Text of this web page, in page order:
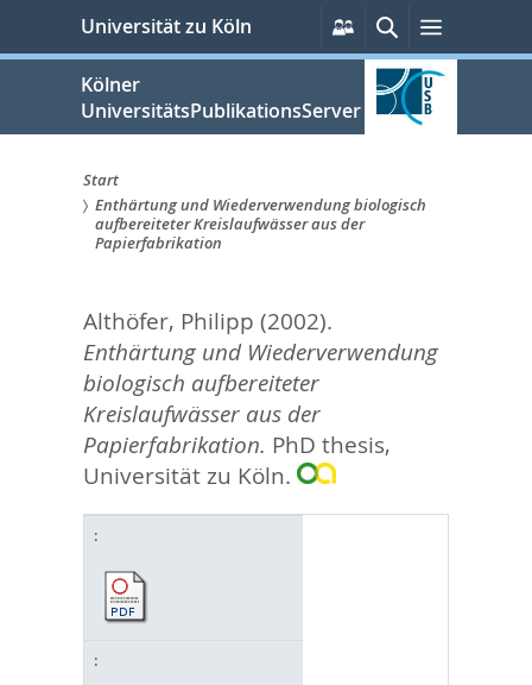
springen
Universität zu Köln
Persönliche
Services
SucheMenü
Kölner
UniversitätsPublikationsServer
Sie
sind
hier:
Start
Enthärtung und Wiederverwendung biologisch
aufbereiteter Kreislaufwässer aus der
Papierfabrikation
Althöfer, Philipp (2002).
Enthärtung und Wiederverwendung
biologisch aufbereiteter
Kreislaufwässer aus der
Papierfabrikation. PhD thesis,
Universität zu Köln.